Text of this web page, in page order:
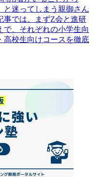
と迷ってしまう親御さん
事では、まずZ会と進研
で、それぞれの小学生向
高校生向けコースを徹底